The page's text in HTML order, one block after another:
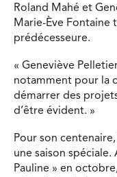
Roland Mahé et
Marie-Ève Fontaine
prédécesseure.
« Geneviève
notamment pour la
démarrer des
d’être évident. »
Pour son
une saison
Pauline » en